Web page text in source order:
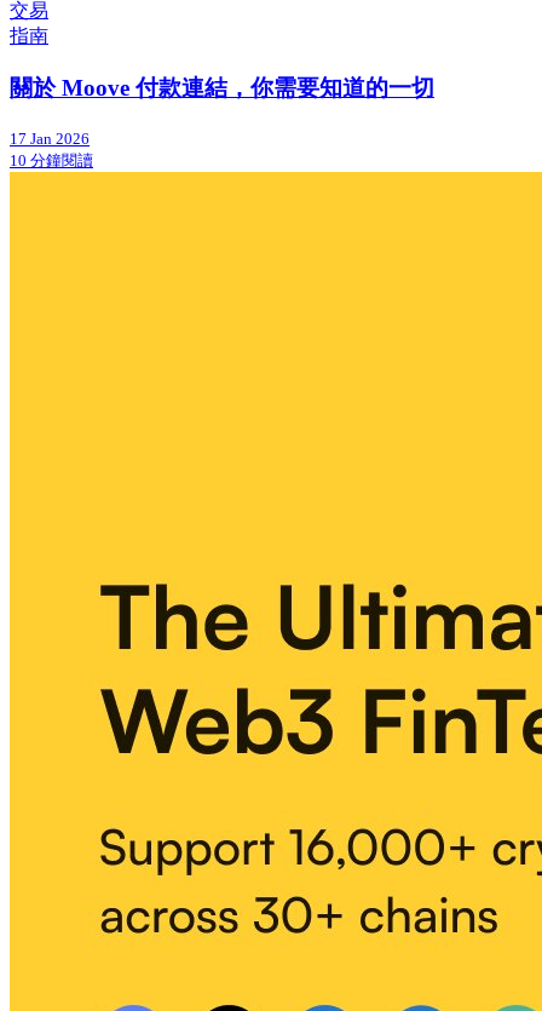
交易
指南
關於 Moove 付款連結，你需要知道的一切
17 Jan 2026
10 分鐘閱讀